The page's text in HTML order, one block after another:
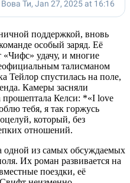
поддержкой, вновь
особый заряд. Её
«Чифс» удачу, и многие
талисманом
Тейлор спустилась на поле,
Камеры засняли
прошептала Келси: *«I love
тебя, я так горжусь
который, без
отношений.
одной из самых обсуждаемых
Их роман развивается на
поездки, её